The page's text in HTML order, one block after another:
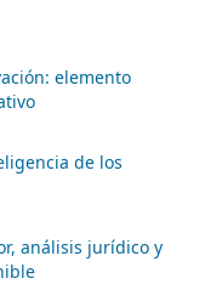
elemento
de los
análisis jurídico y